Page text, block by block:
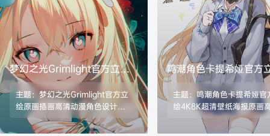
梦幻之光Grimlight官方立绘
原画插画高清动漫角色
主题：梦幻之光Grimlight官方立
绘原画插画高清动漫角色设计素
材包更新 格式：JPG/PNG 数
量：7645张/9.05G,随游戏版本
鸣潮角色卡提希娅官方
4K8K超清壁纸海报原
插画图片素材
主题：鸣潮角色卡提希娅官
绘4K8K超清壁纸海报原画
画图片素材 格式：JPG/
量：2038张/7.64G 画质：